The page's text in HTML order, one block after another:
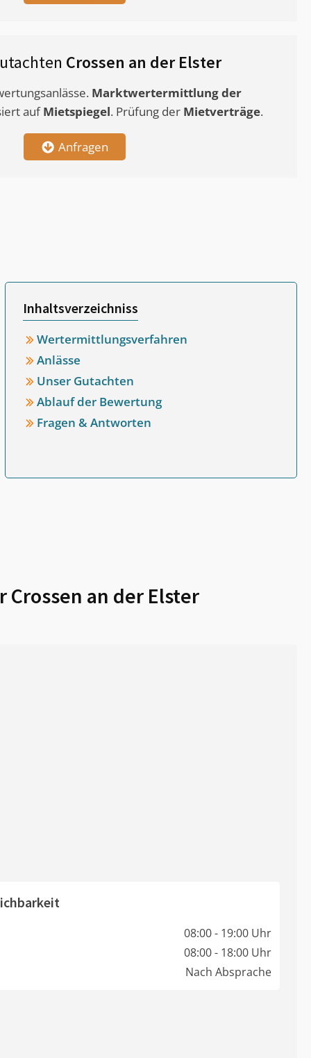
Crossen an der Elster
Marktwertermittlungder
aufMietspiegel. Prüfung der Mietverträge.
Anfragen
Inhaltsverzeichniss
Wertermittlungsverfahren
Anlässe
Unser Gutachten
Ablauf der Bewertung
Fragen & Antworten
Crossen an der Elster
08:00 - 19:00 Uhr
08:00 - 18:00 Uhr
Nach Absprache